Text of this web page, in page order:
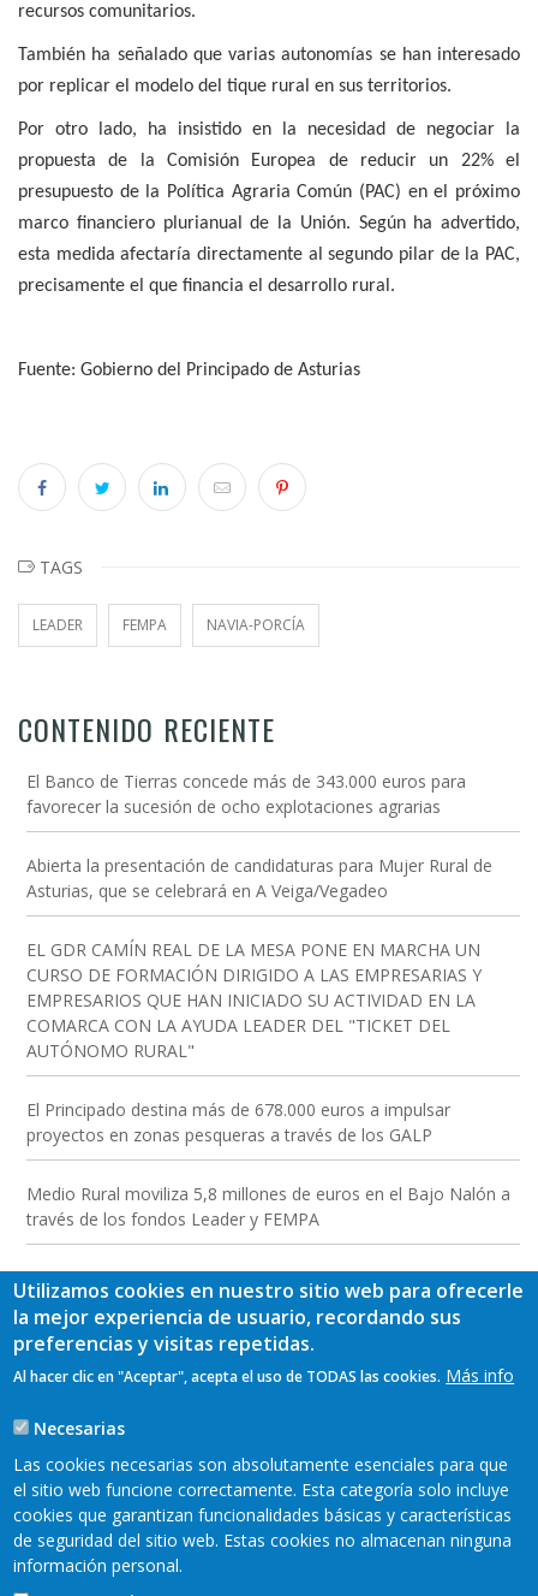
recursos comunitarios.
También ha señalado que varias autonomías se han interesado
por replicar el modelo del tique rural en sus territorios.
Por otro lado, ha insistido en la necesidad de negociar la
propuesta de la Comisión Europea de reducir un 22% el
presupuesto de la Política Agraria Común (PAC) en el próximo
marco financiero plurianual de la Unión. Según ha advertido,
esta medida afectaría directamente al segundo pilar de la PAC,
precisamente el que financia el desarrollo rural.
Fuente: Gobierno del Principado de Asturias
TAGS
LEADER FEMPA NAVIA-PORCÍA
CONTENIDO RECIENTE
El Banco de Tierras concede más de 343.000 euros para
favorecer la sucesión de ocho explotaciones agrarias
Abierta la presentación de candidaturas para Mujer Rural de
Asturias, que se celebrará en A Veiga/Vegadeo
EL GDR CAMÍN REAL DE LA MESA PONE EN MARCHA UN
CURSO DE FORMACIÓN DIRIGIDO A LAS EMPRESARIAS Y
EMPRESARIOS QUE HAN INICIADO SU ACTIVIDAD EN LA
COMARCA CON LA AYUDA LEADER DEL "TICKET DEL
AUTÓNOMO RURAL"
El Principado destina más de 678.000 euros a impulsar
proyectos en zonas pesqueras a través de los GALP
Medio Rural moviliza 5,8 millones de euros en el Bajo Nalón a
través de los fondos Leader y FEMPA
Utilizamos cookies en nuestro sitio web para ofrecerle
la mejor experiencia de usuario, recordando sus
preferencias y visitas repetidas.
Al hacer clic en "Aceptar", acepta el uso de TODAS las cookies. Más info
Necesarias
Las cookies necesarias son absolutamente esenciales para que
el sitio web funcione correctamente. Esta categoría solo incluye
cookies que garantizan funcionalidades básicas y características
de seguridad del sitio web. Estas cookies no almacenan ninguna
información personal.